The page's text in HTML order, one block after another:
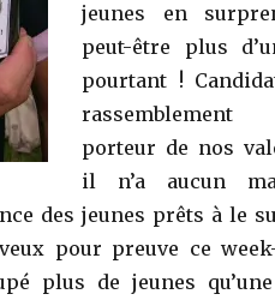
jeunes en
peut-être plus
pourtant !
porteur de nos
il n’a aucun
des jeunes prêts à le
pour preuve ce
plus de jeunes